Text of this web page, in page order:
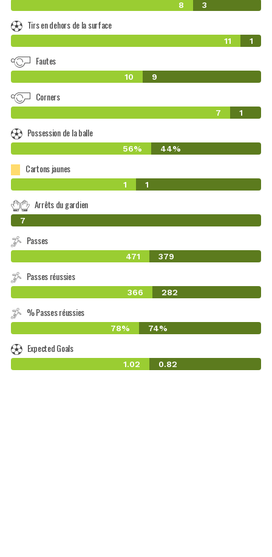
8 3
Tirs en dehors de la surface
11 1
Fautes
10 9
Corners
7 1
Possession de la balle
56% 44%
Cartons jaunes
1 1
Arrêts du gardien
0
7
Passes
471 379
Passes réussies
366 282
% Passes réussies
78% 74%
Expected Goals
1.02 0.82